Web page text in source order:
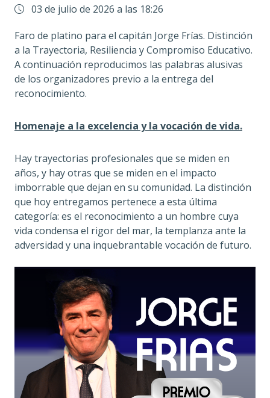
03 de julio de 2026 a las 18:26
Faro de platino para el capitán Jorge Frías. Distinción
a la Trayectoria, Resiliencia y Compromiso Educativo.
A continuación reproducimos las palabras alusivas
de los organizadores previo a la entrega del
reconocimiento.
Homenaje a la excelencia y la vocación de vida.
Hay trayectorias profesionales que se miden en
años, y hay otras que se miden en el impacto
imborrable que dejan en su comunidad. La distinción
que hoy entregamos pertenece a esta última
categoría: es el reconocimiento a un hombre cuya
vida condensa el rigor del mar, la templanza ante la
adversidad y una inquebrantable vocación de futuro.